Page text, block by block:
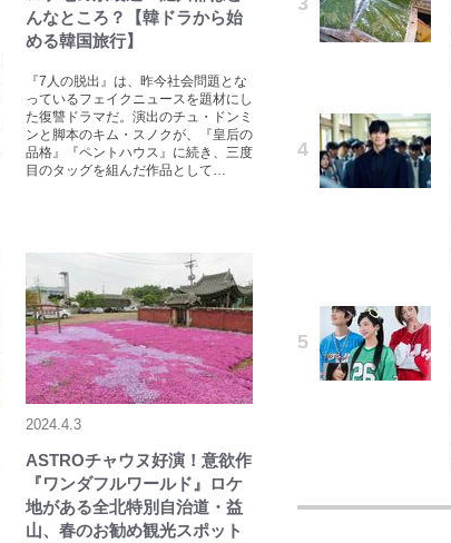
んなところ？【韓ドラから始
める韓国旅行】
『7人の脱出』は、昨今社会問題とな
っているフェイクニュースを題材にし
た復讐ドラマだ。演出のチュ・ドンミ
ンと脚本のキム・スノクが、『皇后の
品格』『ペントハウス』に続き、三度
目のタッグを組んだ作品として…
2024.4.3
ASTROチャウヌ好演！意欲作
『ワンダフルワールド』ロケ
地がある全北特別自治道・益
山、春のお勧め観光スポット